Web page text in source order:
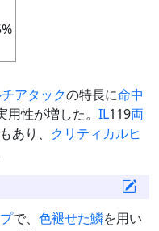
アタックの特長に命中
性が増した。 IL119両
あり、 クリティカルヒ
で、 色褪せた鱗を用い